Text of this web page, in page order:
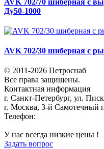
Ду50-1000
AVK 702/30 шиберная с
© 2011-2026 Петроснаб
Все права защищены.
Контактная информация
г. Санкт-Петербург, ул.
г. Москва, 3-й Самотечный
Телефон:
У нас всегда низкие цены !
Задать вопрос